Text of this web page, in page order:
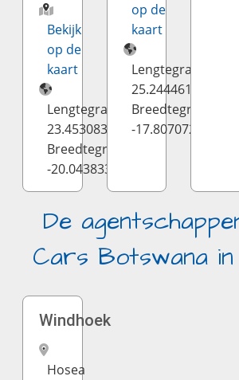
Bekijk
op de
kaart
Lengtegraad:
23.453083
Breedtegraad:
-20.043833
op de
kaart
Lengtegraad:
25.244461
Breedtegraad:
-17.807072
De
Cars Botswana in
Windhoek
Hosea